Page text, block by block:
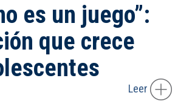
es un juego”:
que crece
Leer